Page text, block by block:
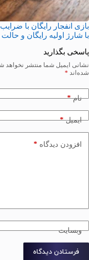
بازی انفجار رایگان با
با شارژ اولیه رایگان و
پاسخی بگذارید
نشانی ایمیل شما منتشر نخواهد
شده‌اند *
نام*
ایمیل*
افزودن دیدگاه *
وبسایت
فرستادن دیدگاه